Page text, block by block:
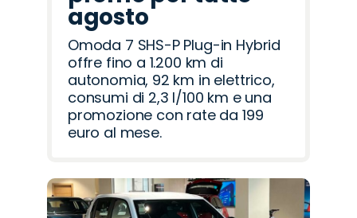
agosto
Omoda 7 SHS-P Plug-in Hybrid
offre fino a 1.200 km di
autonomia, 92 km in elettrico,
consumi di 2,3 l/100 km e una
promozione con rate da 199
euro al mese.